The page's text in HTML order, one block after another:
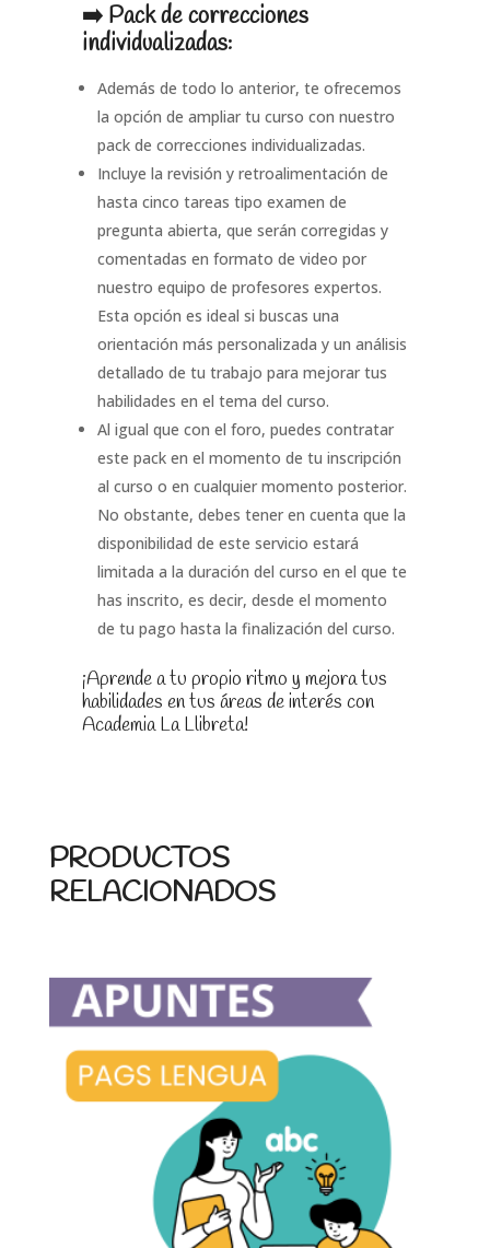
➡️ Pack de correcciones
individualizadas:
Además de todo lo anterior, te ofrecemos
la opción de ampliar tu curso con nuestro
pack de correcciones individualizadas.
Incluye la revisión y retroalimentación de
hasta cinco tareas tipo examen de
pregunta abierta, que serán corregidas y
comentadas en formato de video por
nuestro equipo de profesores expertos.
Esta opción es ideal si buscas una
orientación más personalizada y un análisis
detallado de tu trabajo para mejorar tus
habilidades en el tema del curso.
Al igual que con el foro, puedes contratar
este pack en el momento de tu inscripción
al curso o en cualquier momento posterior.
No obstante, debes tener en cuenta que la
disponibilidad de este servicio estará
limitada a la duración del curso en el que te
has inscrito, es decir, desde el momento
de tu pago hasta la finalización del curso.
¡Aprende a tu propio ritmo y mejora tus
habilidades en tus áreas de interés con
Academia La Llibreta!
PRODUCTOS
RELACIONADOS